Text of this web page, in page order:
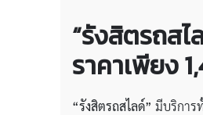
“รังสิตรถสไ
ราคาเพียง
“รังสิตรถสไลด์” มีบริการ